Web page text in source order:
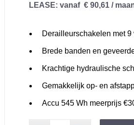
LEASE: vanaf € 90,61 /
Derailleurschakelen met
Brede banden en
Krachtige hydraulische
Gemakkelijk op- en
Accu 545 Wh meerprijs